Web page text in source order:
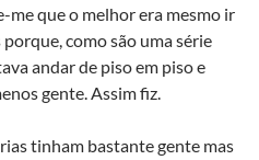
me que o melhor era mesmo ir
como são uma série
andar de piso em piso e
gente. Assim fiz.
tinham bastante gente mas